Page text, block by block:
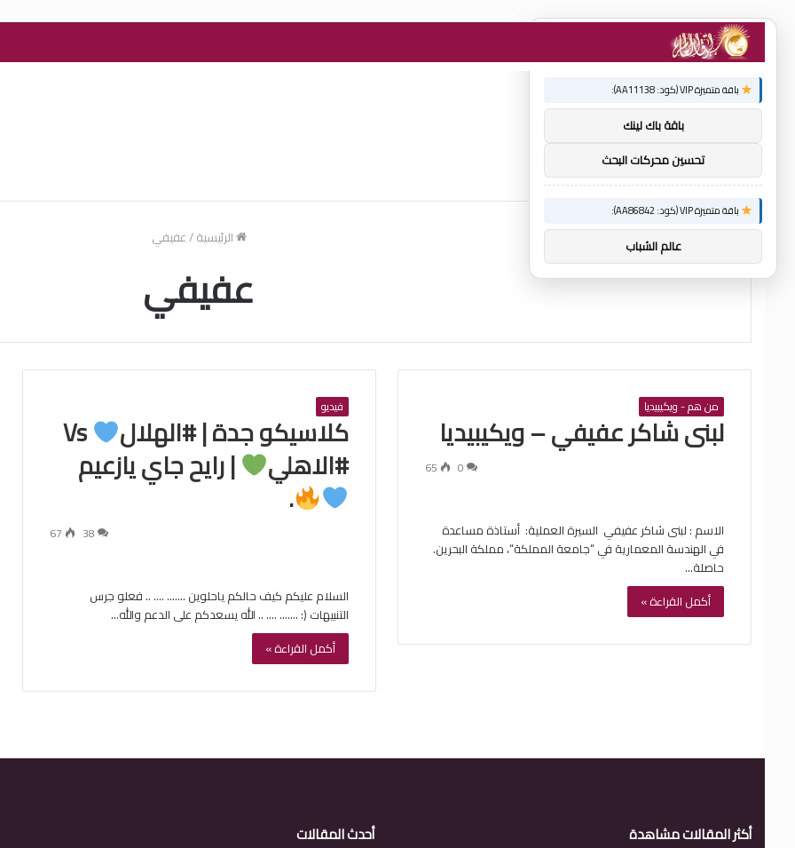
الرئيسية/عفيفي
عفيفي
من هم - ويكيبيديا
‏لبنى شاكر عفيفي – ويكيبيديا
0
65
الاسم : ‏لبنى شاكر عفيفي ‏ السيرة العملية: ‏ أستاذة مساعدة
في الهندسة المعمارية في “جامعة المملكة“، مملكة البحرين.
حاصلة…
أكمل القراءة »
فيديو
كلاسيكو جدة | #الهلال Vs
#الاهلي | رايح جاي يازعيم
.
38
67
السلام عليكم كيف حالكم ياحلوين ……. …. .. فعلو جرس
التنبيهات (: ……. …. .. الله يسعدكم على الدعم والله…
أكمل القراءة »
أكثر المقالات مشاهدة أحدث المقالات
توصيات :
باقة متميزة VIP (كود: AA11138):
باقة باك لينك
تحسين محركات البحث
باقة متميزة VIP (كود: AA86842):
عالم الشباب